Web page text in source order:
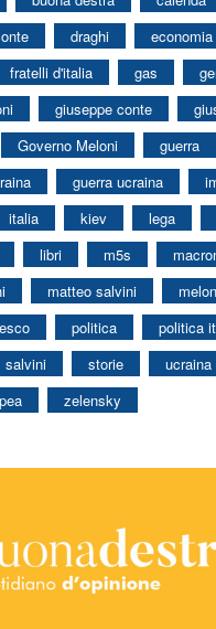
draghi economia
fratelli d'italia gas
giuseppe conte
Governo Meloni
guerra
guerra ucraina
italia kiev lega
libri m5s
matteo salvini
politica politica
salvini storie
ucraina
zelensky